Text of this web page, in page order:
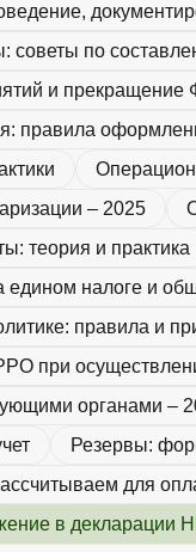
советы по
и прекращение
правила
– 2025
теория и практика
налоге и
правила и
при
органами –
Резервы:
для
в декларации